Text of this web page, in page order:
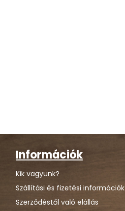
Információk
Kik vagyunk?
Szállítási és fizetési információk
Szerződéstől való elállás